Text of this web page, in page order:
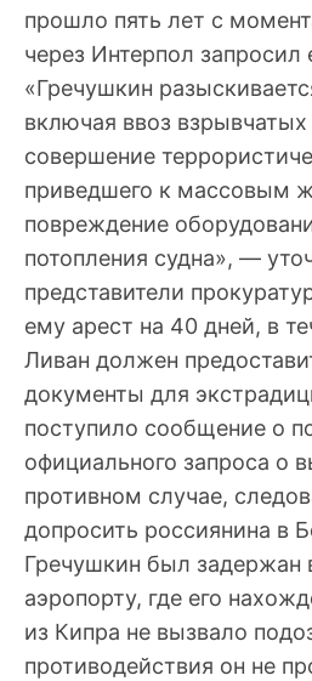
прошло пять лет с
через Интерпол запросил
«Гречушкин
включая ввоз
совершение
приведшего к массовым
повреждение
потопления судна», —
представители
ему арест на 40 дней, в
Ливан должен
документы для
поступило сообщение о
официального запроса о
противном случае,
допросить россиянина в
Гречушкин был задержан
аэропорту, где его
из Кипра не вызвало
противодействия он не